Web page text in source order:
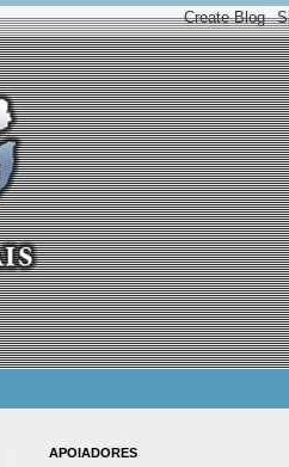
APOIADORES